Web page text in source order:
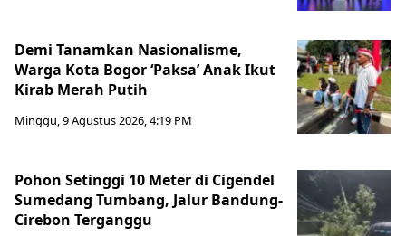
Demi Tanamkan Nasionalisme,
Warga Kota Bogor ‘Paksa’ Anak Ikut
Kirab Merah Putih
Minggu, 9 Agustus 2026, 4:19 PM
Pohon Setinggi 10 Meter di Cigendel
Sumedang Tumbang, Jalur Bandung-
Cirebon Terganggu